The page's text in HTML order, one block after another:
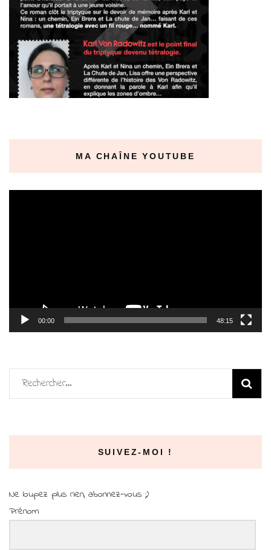
MA CHAÎNE YOUTUBE
00:00 48:15
Rechercher :
SUIVEZ-MOI !
Ne loupez plus rien, abonnez-vous ;)
Prénom